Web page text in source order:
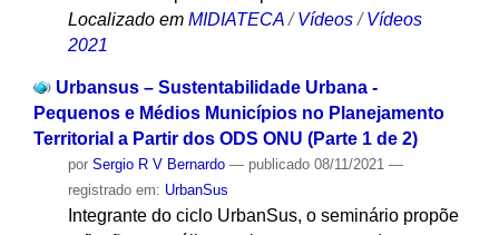
Localizado em MIDIATECA /Vídeos /Vídeos
2021
Urbansus – Sustentabilidade Urbana -
Pequenos e Médios Municípios no Planejamento
Territorial a Partir dos ODS ONU (Parte 1 de 2)
por Sergio R V Bernardo — publicado08/11/2021 —
registrado em: UrbanSus
Integrante do ciclo UrbanSus, o seminário propõe